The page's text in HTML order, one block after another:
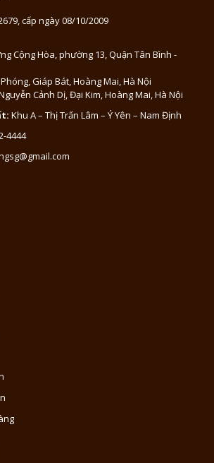
cấp ngày 08/10/2009
Cộng Hòa, phường 13, Quận Tân Bình -
Giáp Bát, Hoàng Mai, Hà Nội
Cảnh Dị, Đại Kim, Hoàng Mai, Hà Nội
Khu A – Thị Trấn Lâm – Ý Yên – Nam Định
4444